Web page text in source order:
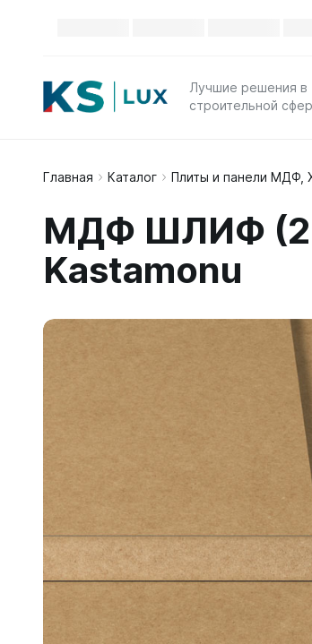
Лучшие решения в
строительной
Главная Каталог Плиты и панели МДФ,
МДФ ШЛИФ
Kastamonu